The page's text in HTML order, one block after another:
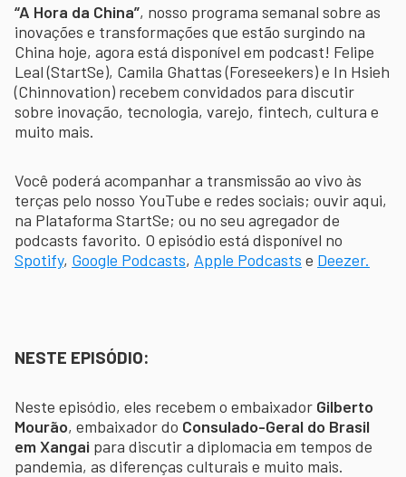
“A Hora da China”, nosso programa semanal sobre as
inovações e transformações que estão surgindo na
China hoje, agora está disponível em podcast! Felipe
Leal (StartSe), Camila Ghattas (Foreseekers) e In Hsieh
(Chinnovation) recebem convidados para discutir
sobre inovação, tecnologia, varejo, fintech, cultura e
muito mais.
Você poderá acompanhar a transmissão ao vivo às
terças pelo nosso YouTube e redes sociais; ouvir aqui,
na Plataforma StartSe; ou no seu agregador de
podcasts favorito. O episódio está disponível no
Spotify, Google Podcasts, Apple Podcasts e Deezer.
NESTE EPISÓDIO:
Neste episódio, eles recebem o embaixador Gilberto
Mourão, embaixador do Consulado-Geral do Brasil
em Xangai para discutir a diplomacia em tempos de
pandemia, as diferenças culturais e muito mais.